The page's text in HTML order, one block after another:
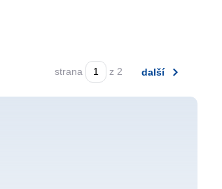
strana z 2 další